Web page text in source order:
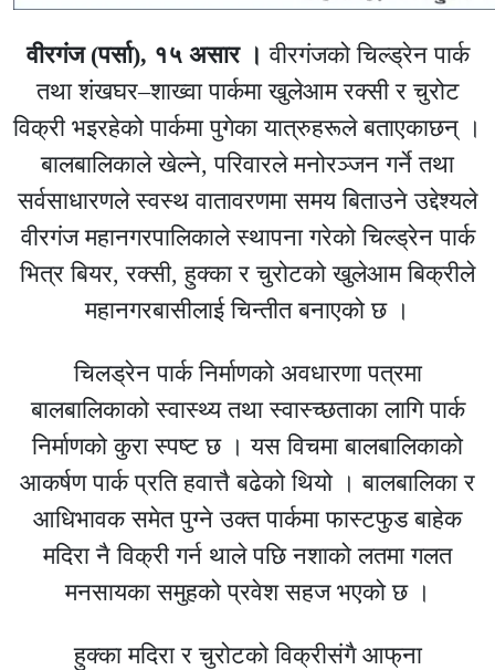
वीरगंज (पर्सा), १५ असार । वीरगंजको चिल्ड्रेन पार्क
तथा शंखघर–शाख्वा पार्कमा खुलेआम रक्सी र चुरोट
विक्री भइरहेको पार्कमा पुगेका यात्रुहरूले बताएकाछन् ।
बालबालिकाले खेल्ने, परिवारले मनोरञ्जन गर्ने तथा
सर्वसाधारणले स्वस्थ वातावरणमा समय बिताउने उद्देश्यले
वीरगंज महानगरपालिकाले स्थापना गरेको चिल्ड्रेन पार्क
भित्र बियर, रक्सी, हुक्का र चुरोटको खुलेआम बिक्रीले
महानगरबासीलाई चिन्तीत बनाएको छ ।
चिलड्रेन पार्क निर्माणको अवधारणा पत्रमा
बालबालिकाको स्वास्थ्य तथा स्वास्च्छताका लागि पार्क
निर्माणको कुरा स्पष्ट छ । यस विचमा बालबालिकाको
आकर्षण पार्क प्रति हवात्तै बढेको थियो । बालबालिका र
आधिभावक समेत पुग्ने उक्त पार्कमा फास्टफुड बाहेक
मदिरा नै विक्री गर्न थाले पछि नशाको लतमा गलत
मनसायका समुहको प्रवेश सहज भएको छ ।
हुक्का मदिरा र चुरोटको विक्रीसंगै आफ्‌ना